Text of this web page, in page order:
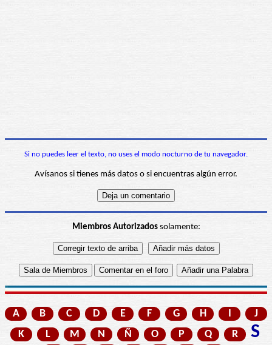
Si no puedes leer el texto, no uses el modo nocturno de tu navegador.
Avísanos si tienes más datos o si encuentras algún error.
Miembros Autorizadossolamente:
A B C D E F G H I
J
K
L M N Ñ O P Q R S